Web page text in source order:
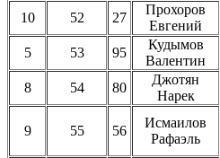
10
52 27
Прохоров
Евгений
5 53 95
Кудымов
Валентин
8 54 80
Джотян
Нарек
9 55 56
Исмаилов
Рафаэль